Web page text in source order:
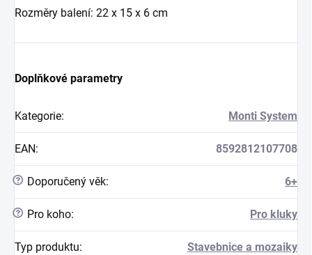
Rozměry balení: 22 x 15 x 6 cm
Doplňkové parametry
Kategorie: Monti System
EAN: 8592812107708
? Doporučený věk: 6+
? Pro koho: Pro kluky
Typ produktu: Stavebnice a mozaiky